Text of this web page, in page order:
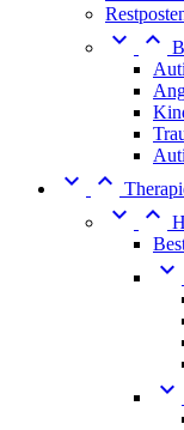
 
 
 

